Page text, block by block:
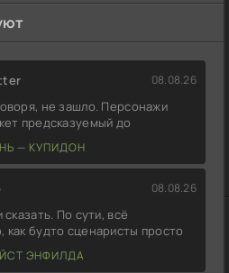
08.08.26
не зашло. Персонажи
предсказуемый до
— КУПИДОН
08.08.26
По сути, всё
как будто сценаристы просто
ЭНФИЛДА